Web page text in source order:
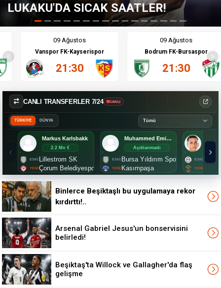
ÇILGIN TEKLİF; F.BAHÇE'YE PAY!
<
09 Ağustos
Vanspor FK-Kayserispor
21:30
09 Ağustos
Bodrum FK-Bursaspor
21:30
>
CANLI TRANSFERLER 7/24 CANLI
TÜRKİYE DÜNYA
Markus Karlsbakk
2.2 Mn €
Lillestrom SK
Çorum Belediyespor
Muhammed Emin Bektaş
Açıklanmadı
Bursa Yıldırım Spor
Kasımpaşa
Binlerce Beşiktaşlı bu uygulamaya rekor
kırdırttı!..
Arsenal Gabriel Jesus'un bonservisini
belirledi!
Beşiktaş'ta Willock ve Gallagher'da flaş
gelişme